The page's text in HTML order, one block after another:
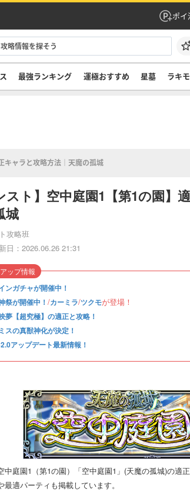
ポイ
最強ランキング 運極おすすめ 星墓 ラキ
キャラと攻略方法｜天魔の孤城
スト】空中庭園1【第1の園】
城
攻略班
日：2026.06.26 21:31
ンガチャが開催中！
祭が開催中！ /カーミラ/ツクモが登場！
夢【超究極】の適正と攻略！
スの真獣神化が決定！
アップデート最新情報！
ップ情報
中庭園1（第1の園）「空中庭園1」(天魔の孤城)の適
最適パーティも掲載しています。